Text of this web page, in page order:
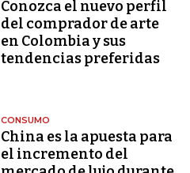
Conozca el nuevo perfil
del comprador de arte
en Colombia y sus
tendencias preferidas
CONSUMO
China es la apuesta para
el incremento del